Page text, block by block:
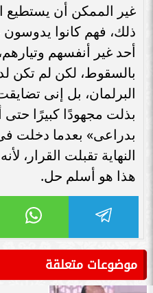
غير الممكن أن يستطيع
ذلك، فهم كانوا
أحد غير أنفسهم
بالسقوط، لكن لم تكن
البرلمان، بل إنى
بذلت مجهودًا كبيرًا
بدراعى» بعدما دخلت
النهاية تقبلت القرار،
هذا هو أسلم حل.
موضوعات متعلقة